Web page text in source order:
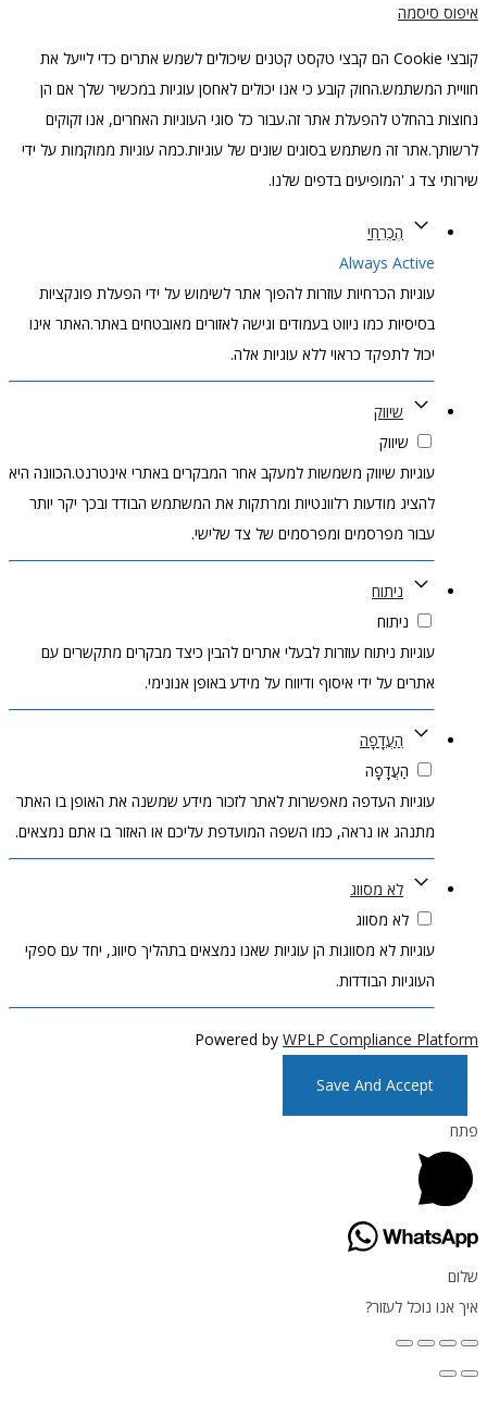
סיסמה
קובצי Cookie הם קבצי טקסט קטנים שיכולים לשמש אתרים כדי לייעל את
המשתמש.החוק קובע כי אנו יכולים לאחסן עוגיות במכשיר שלך אם הן
בהחלט להפעלת אתר זה.עבור כל סוגי העוגיות האחרים, אנו זקוקים
זה משתמש בסוגים שונים של עוגיות.כמה עוגיות ממוקמות על ידי
צד ג 'המופיעים בדפים שלנו.
הֶכְרֵחִי
Always Active
עוגיות הכרחיות עוזרות להפוך אתר לשימוש על ידי הפעלת פונקציות
בסיסיות כמו ניווט בעמודים וגישה לאזורים מאובטחים באתר.האתר אינו
יכול לתפקד כראוי ללא עוגיות אלה.
שיווק
שיווק
עוגיות שיווק משמשות למעקב אחר המבקרים באתרי אינטרנט.הכוונה היא
להציג מודעות רלוונטיות ומרתקות את המשתמש הבודד ובכך יקר יותר
עבור מפרסמים ומפרסמים של צד שלישי.
ניתוח
ניתוח
עוגיות ניתוח עוזרות לבעלי אתרים להבין כיצד מבקרים מתקשרים עם
אתרים על ידי איסוף ודיווח על מידע באופן אנונימי.
הַעֲדָפָה
הַעֲדָפָה
עוגיות העדפה מאפשרות לאתר לזכור מידע שמשנה את האופן בו האתר
מתנהג או נראה, כמו השפה המועדפת עליכם או האזור בו אתם נמצאים.
לא מסווג
לא מסווג
עוגיות לא מסווגות הן עוגיות שאנו נמצאים בתהליך סיווג, יחד עם ספקי
העוגיות הבודדות.
Powered byWPLP Compliance
Save And Accept
אנו נוכל לעזור?